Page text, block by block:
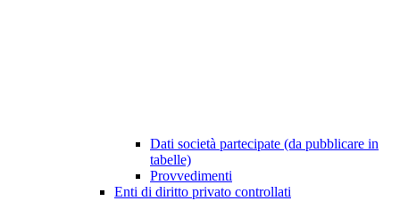
Dati società partecipate (da pubblicare in
tabelle)
Provvedimenti
Enti di diritto privato controllati